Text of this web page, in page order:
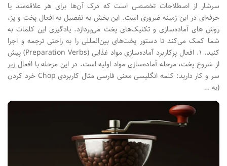
سرشار از اصطلاحات تخصصی است که درک آن‌ها برای هر علاقه‌مند یا
حرفه‌ای در این زمینه ضروری است. این بخش به تفصیل به افعال پخت و پز،
روش های آماده‌سازی و تکنیک‌های پخت می‌پردازد. یادگیری این کلمات به
شما کمک می‌کند تا دستور پخت‌های بین‌المللی را به راحتی ترجمه و اجرا
کنید. ۱. افعال پرکاربرد آماده‌سازی مواد غذایی (Preparation Verbs) پیش
از شروع پخت، مرحله آماده‌سازی مواد اولیه است. در این مرحله با افعال زیر
سر و کار دارید: کلمه انگلیسی معنی فارسی مثال کاربردی Chop خرد کردن
(به …